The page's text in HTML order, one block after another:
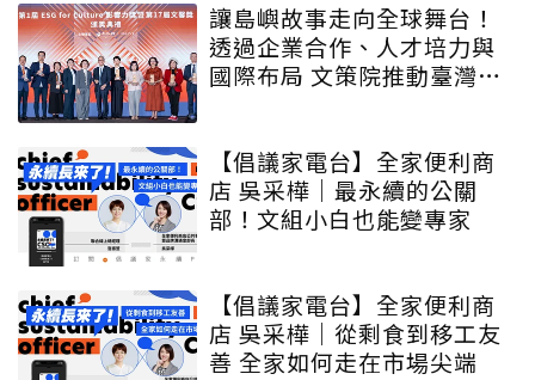
讓島嶼故事走向全球舞台！
透過企業合作、人才培力與
國際布局 文策院推動臺灣文
【倡議家電台】全家便利商
店 吳采樺｜最永續的公關
部！文組小白也能變專家
【倡議家電台】全家便利商
店 吳采樺｜從剩食到移工友
善 全家如何走在市場尖端